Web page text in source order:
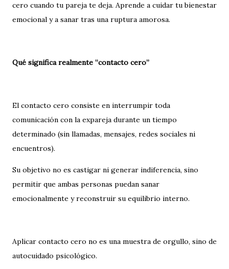
cero cuando tu pareja te deja. Aprende a cuidar tu bienestar
emocional y a sanar tras una ruptura amorosa.
Qué significa realmente “contacto cero”
El contacto cero consiste en interrumpir toda
comunicación con la expareja durante un tiempo
determinado (sin llamadas, mensajes, redes sociales ni
encuentros).
Su objetivo no es castigar ni generar indiferencia, sino
permitir que ambas personas puedan sanar
emocionalmente y reconstruir su equilibrio interno.
Aplicar contacto cero no es una muestra de orgullo, sino de
autocuidado psicológico.